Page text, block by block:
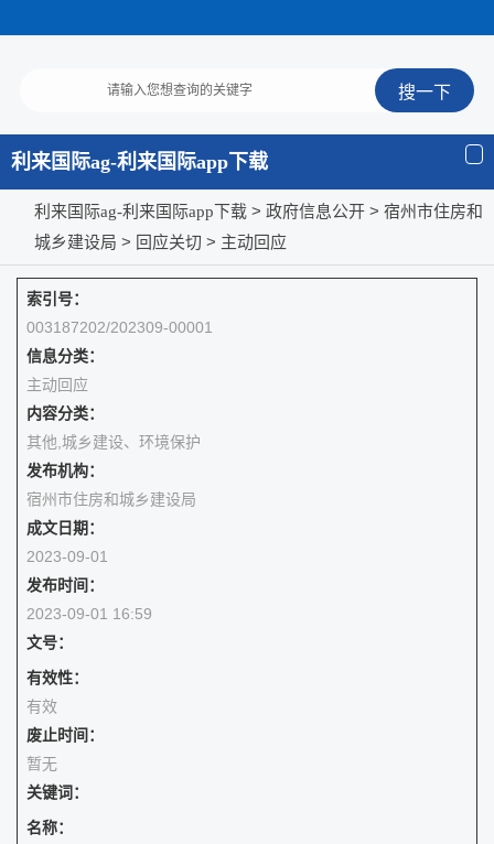
利来国际ag-利来国际app下载
利来国际ag-利来国际app下载 > 政府信息公开 > 宿州市住房和
城乡建设局 > 回应关切 > 主动回应
索引号：
003187202/202309-00001
信息分类：
主动回应
内容分类：
其他,城乡建设、环境保护
发布机构：
宿州市住房和城乡建设局
成文日期：
2023-09-01
发布时间：
2023-09-01 16:59
文号：
有效性：
有效
废止时间：
暂无
关键词：
名称：